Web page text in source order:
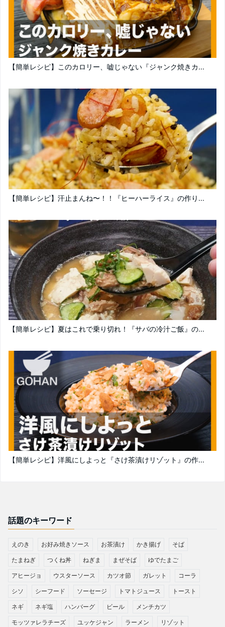
【簡単レシピ】このカロリー、嘘じゃない『ジャンク焼きカ...
【簡単レシピ】汗止まんね〜！！『ヒーハーライス』の作り...
【簡単レシピ】夏はこれで乗り切れ！『サバの冷汁ご飯』の...
【簡単レシピ】洋風にしよっと『さけ茶漬けリゾット』の作...
話題のキーワード
えのき お好み焼きソース お茶漬け かき揚げ そば
たまねぎ つくね丼 ねぎま まぜそば ゆでたまご
アヒージョ ウスターソース カツオ節 ガレット コーラ
シソ シーフード ソーセージ トマトジュース トースト
ネギ ネギ塩 ハンバーグ ビール メンチカツ
モッツァレラチーズ ユッケジャン ラーメン リゾット